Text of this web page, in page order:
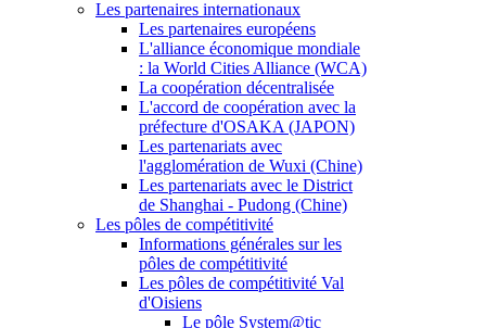
Les partenaires internationaux
Les partenaires européens
L'alliance économique mondiale
: la World Cities Alliance (WCA)
La coopération décentralisée
L'accord de coopération avec la
préfecture d'OSAKA (JAPON)
Les partenariats avec
l'agglomération de Wuxi (Chine)
Les partenariats avec le District
de Shanghai - Pudong (Chine)
Les pôles de compétitivité
Informations générales sur les
pôles de compétitivité
Les pôles de compétitivité Val
d'Oisiens
Le pôle System@tic